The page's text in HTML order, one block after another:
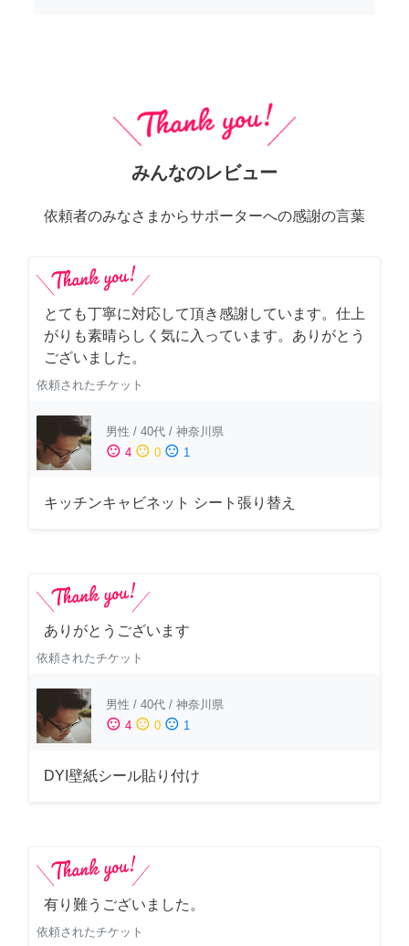
みんなのレビュー
依頼者のみなさまからサポーターへの感謝の言葉
とても丁寧に対応して頂き感謝しています。仕上
がりも素晴らしく気に入っています。ありがとう
ございました。
依頼されたチケット
男性 / 40代 / 神奈川県
sentiment_satisfied 4 sentiment_neutral 0 sentiment_dissatisfied 1
キッチンキャビネット シート張り替え
ありがとうございます
依頼されたチケット
男性 / 40代 / 神奈川県
sentiment_satisfied 4 sentiment_neutral 0 sentiment_dissatisfied 1
DYI壁紙シール貼り付け
有り難うございました。
依頼されたチケット